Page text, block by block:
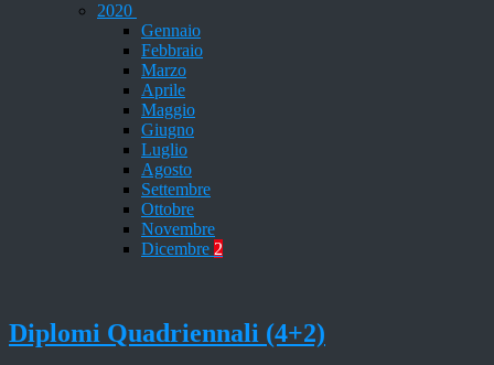
2020
Gennaio
Febbraio
Marzo
Aprile
Maggio
Giugno
Luglio
Agosto
Settembre
Ottobre
Novembre
Dicembre 2
Diplomi Quadriennali (4+2)